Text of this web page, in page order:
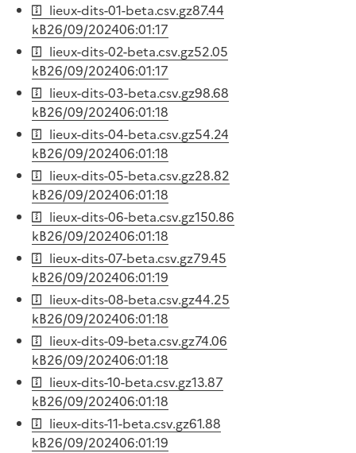
lieux-dits-01-beta.csv.gz87.44
kB26/09/202406:01:17
lieux-dits-02-beta.csv.gz52.05
kB26/09/202406:01:17
lieux-dits-03-beta.csv.gz98.68
kB26/09/202406:01:18
lieux-dits-04-beta.csv.gz54.24
kB26/09/202406:01:18
lieux-dits-05-beta.csv.gz28.82
kB26/09/202406:01:18
lieux-dits-06-beta.csv.gz150.86
kB26/09/202406:01:18
lieux-dits-07-beta.csv.gz79.45
kB26/09/202406:01:19
lieux-dits-08-beta.csv.gz44.25
kB26/09/202406:01:18
lieux-dits-09-beta.csv.gz74.06
kB26/09/202406:01:18
lieux-dits-10-beta.csv.gz13.87
kB26/09/202406:01:18
lieux-dits-11-beta.csv.gz61.88
kB26/09/202406:01:19